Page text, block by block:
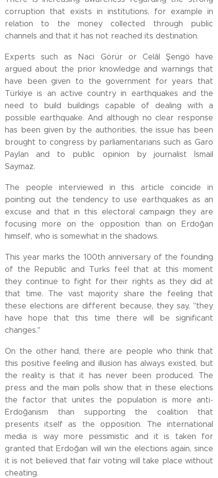
corruption that exists in institutions, for example in
relation to the money collected through public
channels and that it has not reached its destination.
Experts such as Naci Görür or Celâl Şengö have
argued about the prior knowledge and warnings that
have been given to the government for years that
Türkiye is an active country in earthquakes and the
need to build buildings capable of dealing with a
possible earthquake. And although no clear response
has been given by the authorities, the issue has been
brought to congress by parliamentarians such as Garo
Paylan and to public opinion by journalist İsmail
Saymaz.
The people interviewed in this article coincide in
pointing out the tendency to use earthquakes as an
excuse and that in this electoral campaign they are
focusing more on the opposition than on Erdoğan
himself, who is somewhat in the shadows.
This year marks the 100th anniversary of the founding
of the Republic and Turks feel that at this moment
they continue to fight for their rights as they did at
that time. The vast majority share the feeling that
these elections are different because, they say, "they
have hope that this time there will be significant
changes."
On the other hand, there are people who think that
this positive feeling and illusion has always existed, but
the reality is that it has never been produced. The
press and the main polls show that in these elections
the factor that unites the population is more anti-
Erdoğanism than supporting the coalition that
presents itself as the opposition. The international
media is way more pessimistic and it is taken for
granted that Erdoğan will win the elections again, since
it is not believed that fair voting will take place without
cheating.